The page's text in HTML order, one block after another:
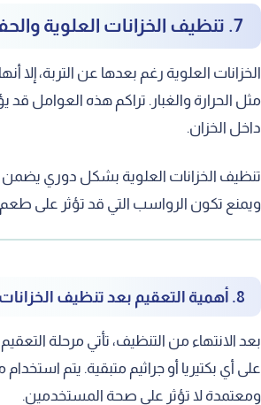
7. تنظيف الخزانات العلوية والحفاظ على المياه
الخزانات العلوية رغم بعدها عن التربة، إلا
مثل الحرارة والغبار. تراكم هذه العوامل قد
داخل الخزان.
تنظيف الخزانات العلوية بشكل دوري يضمن
ويمنع تكون الرواسب التي قد تؤثر على طعم
8. أهمية التعقيم بعد تنظيف الخزانات
بعد الانتهاء من التنظيف، تأتي مرحلة
على أي بكتيريا أو جراثيم متبقية. يتم
ومعتمدة لا تؤثر على صحة المستخدمين.